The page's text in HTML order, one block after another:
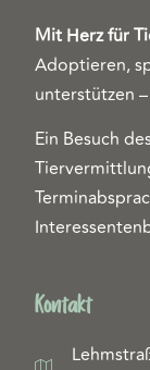
Mit Herz für
Adoptieren,
unterstützen
Ein Besuch
Kontakt